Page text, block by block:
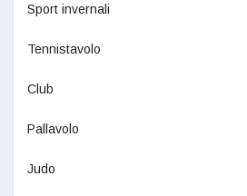
Sport invernali
Tennistavolo
Club
Pallavolo
Judo